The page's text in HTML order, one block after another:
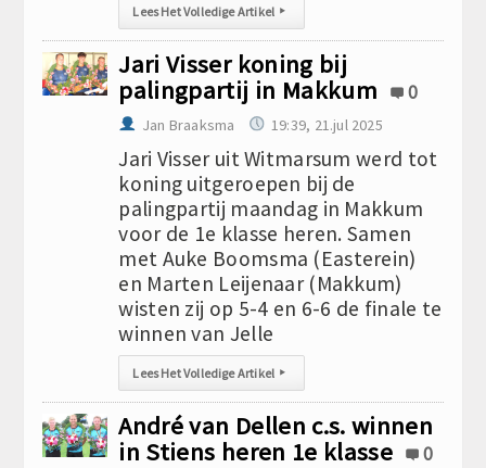
Lees Het Volledige Artikel ▸
Jari Visser koning bij
palingpartij in Makkum
0
Jan Braaksma 19:39, 21.jul 2025
Jari Visser uit Witmarsum werd tot
koning uitgeroepen bij de
palingpartij maandag in Makkum
voor de 1e klasse heren. Samen
met Auke Boomsma (Easterein)
en Marten Leijenaar (Makkum)
wisten zij op 5-4 en 6-6 de finale te
winnen van Jelle
Lees Het Volledige Artikel ▸
André van Dellen c.s. winnen
in Stiens heren 1e klasse
0